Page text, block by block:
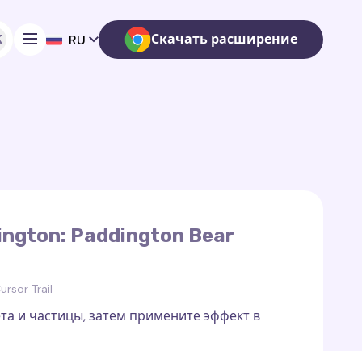
RU Скачать расширение
Paddington Bear
Trail
и частицы, затем примените эффект в